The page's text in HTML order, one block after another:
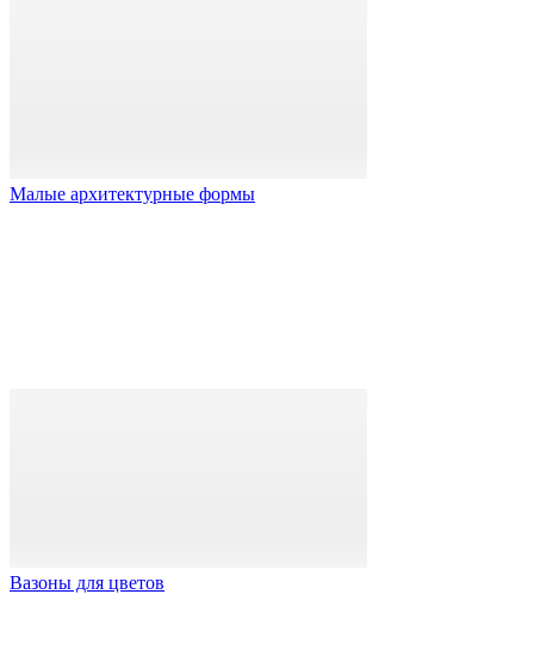
Малые архитектурные формы
Вазоны для цветов